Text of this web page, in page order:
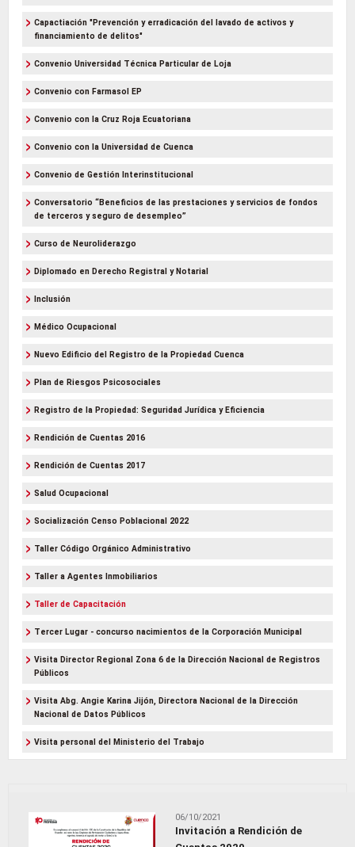
Capactiación "Prevención y erradicación del lavado de activos y
financiamiento de delitos"
Convenio Universidad Técnica Particular de Loja
Convenio con Farmasol EP
Convenio con la Cruz Roja Ecuatoriana
Convenio con la Universidad de Cuenca
Convenio de Gestión Interinstitucional
Conversatorio “Beneficios de las prestaciones y servicios de fondos
de terceros y seguro de desempleo”
Curso de Neuroliderazgo
Diplomado en Derecho Registral y Notarial
Inclusión
Médico Ocupacional
Nuevo Edificio del Registro de la Propiedad Cuenca
Plan de Riesgos Psicosociales
Registro de la Propiedad: Seguridad Jurídica y Eficiencia
Rendición de Cuentas 2016
Rendición de Cuentas 2017
Salud Ocupacional
Socialización Censo Poblacional 2022
Taller Código Orgánico Administrativo
Taller a Agentes Inmobiliarios
Taller de Capacitación
Tercer Lugar - concurso nacimientos de la Corporación Municipal
Visita Director Regional Zona 6 de la Dirección Nacional de Registros
Públicos
Visita Abg. Angie Karina Jijón, Directora Nacional de la Dirección
Nacional de Datos Públicos
Visita personal del Ministerio del Trabajo
06/10/2021
Invitación a Rendición de